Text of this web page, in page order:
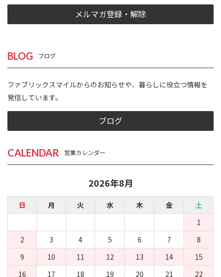
メルマガ登録・解除
BLOG ブログ
ファブリックスマイルからのお知らせや、暮らしに役立つ情報を
発信しています。
ブログ
CALENDAR 営業カレンダー
2026年8月
日 月 火 水 木 金
土
1
2
3 4 5 6 7
8
9
10 11 12 13 14
15
16
17 18 19 20 21
22